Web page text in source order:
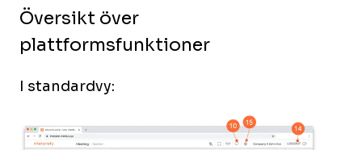
Översikt över
plattformsfunktioner
I standardvy: